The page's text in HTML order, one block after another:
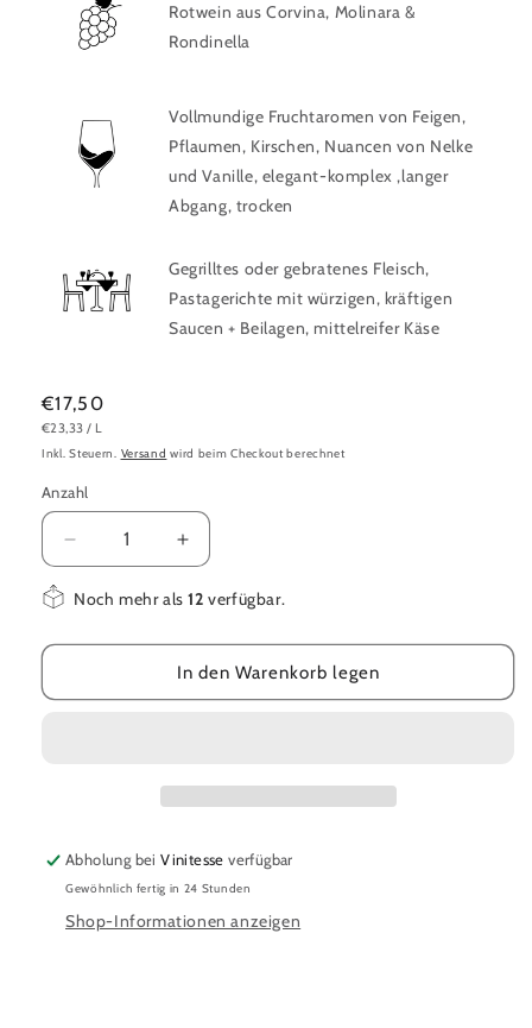
Rotwein ausCorvina, Molinara &
Rondinella
Vollmundige Fruchtaromen von Feigen,
Pflaumen, Kirschen, Nuancen von Nelke
und Vanille, elegant-komplex ,langer
Abgang, trocken
Gegrilltes oder gebratenes Fleisch,
Pastagerichte mit würzigen, kräftigen
Saucen + Beilagen, mittelreifer Käse
Normaler
Preis
€17,50
GRUNDPREIS
€23,33 / PRO
L
Inkl. Steuern. Versand wird beim Checkout berechnet
Anzahl
Verringere
die
Menge
Valpolicella
Superiore
Erhöhe
die
Menge
Valpolicella
Ripasso
Superiore
Noch mehr als12 verfügbar.
In den Warenkorb legen
Abholung beiVinitesse verfügbar
Gewöhnlich fertig in 24 Stunden
Shop-Informationen anzeigen